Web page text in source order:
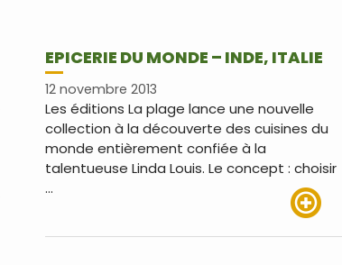
EPICERIE DU MONDE – INDE, ITALIE
12 novembre 2013
Les éditions La plage lance une nouvelle
collection à la découverte des cuisines du
monde entièrement confiée à la
talentueuse Linda Louis. Le concept : choisir
…